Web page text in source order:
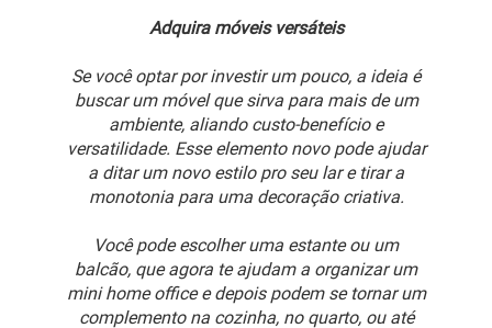
Adquira móveis versáteis
Se você optar por investir um pouco, a ideia é
buscar um móvel que sirva para mais de um
ambiente, aliando custo-benefício e
versatilidade. Esse elemento novo pode ajudar
a ditar um novo estilo pro seu lar e tirar a
monotonia para uma decoração criativa.
Você pode escolher uma estante ou um
balcão, que agora te ajudam a organizar um
mini home office e depois podem se tornar um
complemento na cozinha, no quarto, ou até